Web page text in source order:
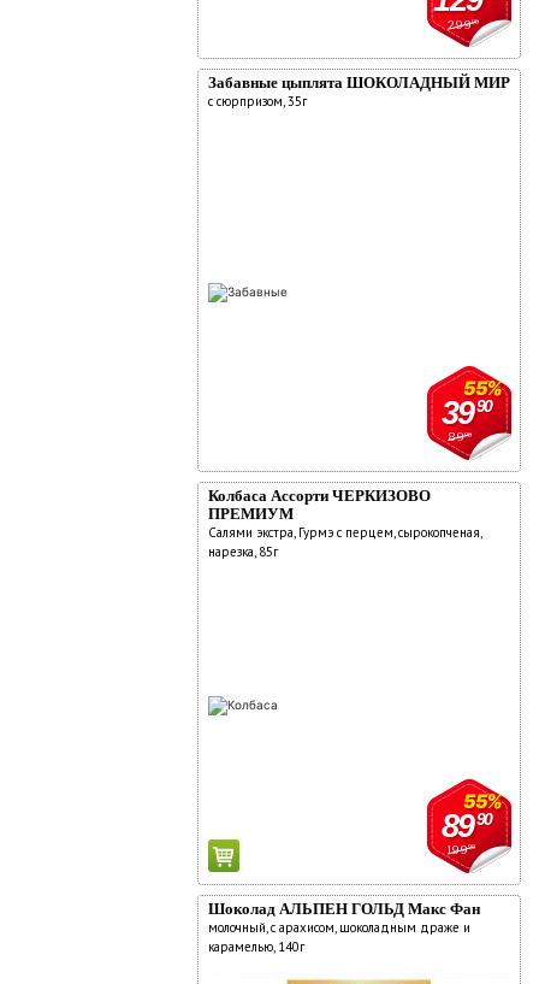
29990
Забавные цыплята ШОКОЛАДНЫЙ МИР
с сюрпризом, 35г
8990
55%
3990
Колбаса Ассорти ЧЕРКИЗОВО
ПРЕМИУМ
Салями экстра, Гурмэ с перцем, сырокопченая,
нарезка, 85г
19990
55%
8990
Шоколад АЛЬПЕН ГОЛЬД Макс Фан
молочный, с арахисом, шоколадным драже и
карамелью, 140г